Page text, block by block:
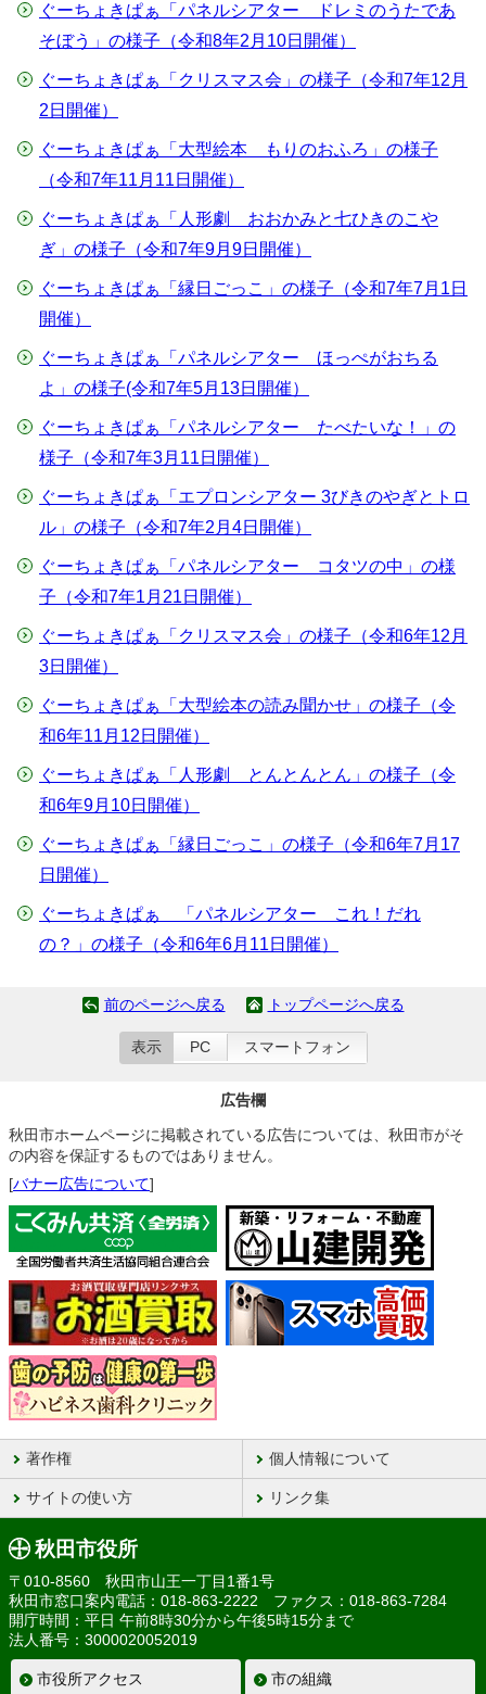
ぐーちょきぱぁ「パネルシアター ドレミのうたであ
そぼう」の様子（令和8年2月10日開催）
ぐーちょきぱぁ「クリスマス会」の様子（令和7年12月
2日開催）
ぐーちょきぱぁ「大型絵本 もりのおふろ」の様子
（令和7年11月11日開催）
ぐーちょきぱぁ「人形劇 おおかみと七ひきのこや
ぎ」の様子（令和7年9月9日開催）
ぐーちょきぱぁ「縁日ごっこ」の様子（令和7年7月1日
開催）
ぐーちょきぱぁ「パネルシアター ほっぺがおちる
よ」の様子(令和7年5月13日開催）
ぐーちょきぱぁ「パネルシアター たべたいな！」の
様子（令和7年3月11日開催）
ぐーちょきぱぁ「エプロンシアター 3びきのやぎとトロ
ル」の様子（令和7年2月4日開催）
ぐーちょきぱぁ「パネルシアター コタツの中」の様
子（令和7年1月21日開催）
ぐーちょきぱぁ「クリスマス会」の様子（令和6年12月
3日開催）
ぐーちょきぱぁ「大型絵本の読み聞かせ」の様子（令
和6年11月12日開催）
ぐーちょきぱぁ「人形劇 とんとんとん」の様子（令
和6年9月10日開催）
ぐーちょきぱぁ「縁日ごっこ」の様子（令和6年7月17
日開催）
ぐーちょきぱぁ 「パネルシアター これ！だれ
の？」の様子（令和6年6月11日開催）
前のページへ戻る トップページへ戻る
表示 PC スマートフォン
広告欄
秋田市ホームページに掲載されている広告については、秋田市がそ
の内容を保証するものではありません。
[バナー広告について]
著作権 個人情報について
サイトの使い方 リンク集
秋田市役所
〒010-8560 秋田市山王一丁目1番1号
秋田市窓口案内電話：018-863-2222 ファクス：018-863-7284
開庁時間：平日 午前8時30分から午後5時15分まで
法人番号：3000020052019
市役所アクセス 市の組織